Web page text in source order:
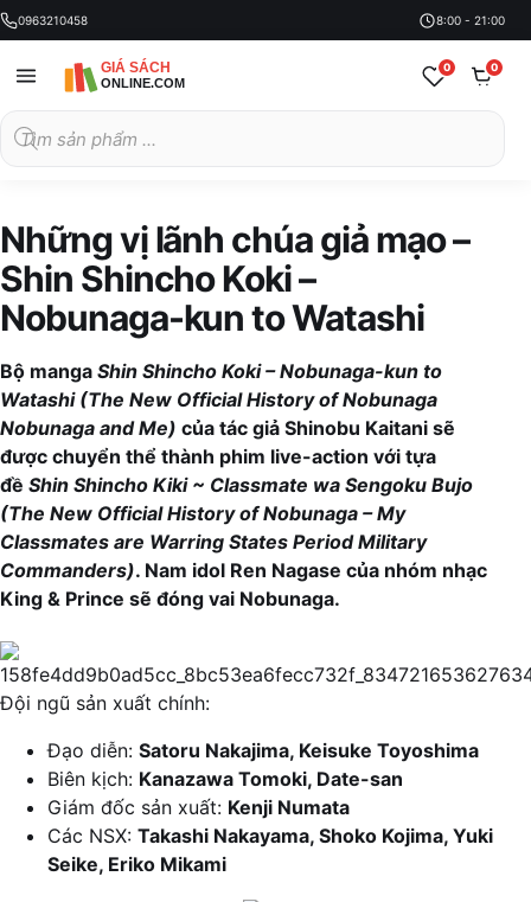
0963210458 8:00 - 21:00
kiếm
sản
0 0
Những vị lãnh chúa giả mạo –
Shin Shincho Koki –
Nobunaga-kun to Watashi
Bộ manga Shin Shincho Koki – Nobunaga-kun to
Watashi (The New Official History of Nobunaga
Nobunaga and Me) của tác giả Shinobu Kaitani sẽ
được chuyển thể thành phim live-action với tựa
đề Shin Shincho Kiki ~ Classmate wa Sengoku Bujo
(The New Official History of Nobunaga – My
Classmates are Warring States Period Military
Commanders). Nam idol Ren Nagase của nhóm nhạc
King & Prince sẽ đóng vai Nobunaga.
Đội ngũ sản xuất chính:
Đạo diễn: Satoru Nakajima, Keisuke Toyoshima
Biên kịch: Kanazawa Tomoki, Date-san
Giám đốc sản xuất: Kenji Numata
Các NSX: Takashi Nakayama, Shoko Kojima, Yuki
Seike, Eriko Mikami